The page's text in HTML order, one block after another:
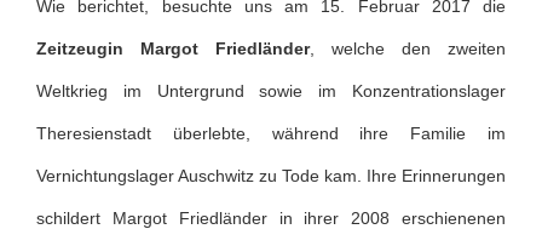
Wie berichtet, besuchte uns am 15. Februar 2017 die
Zeitzeugin Margot Friedländer, welche den zweiten
Weltkrieg im Untergrund sowie im Konzentrationslager
Theresienstadt überlebte, während ihre Familie im
Vernichtungslager Auschwitz zu Tode kam. Ihre Erinnerungen
schildert Margot Friedländer in ihrer 2008 erschienenen